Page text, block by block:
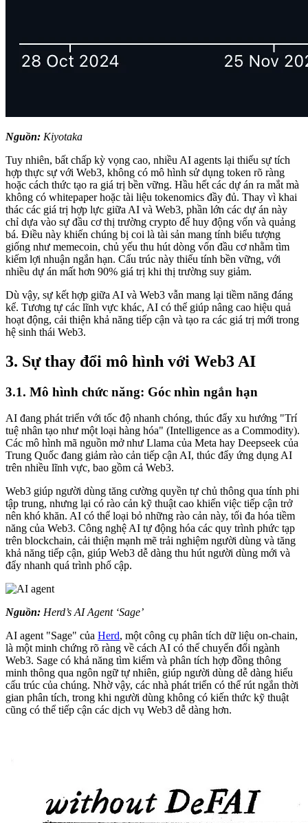
Nguồn: Kiyotaka
Tuy nhiên, bất chấp kỳ vọng cao, nhiều AI agents lại thiếu sự tích
hợp thực sự với Web3, không có mô hình sử dụng token rõ ràng
hoặc cách thức tạo ra giá trị bền vững. Hầu hết các dự án ra mắt mà
không có whitepaper hoặc tài liệu tokenomics đầy đủ. Thay vì khai
thác các giá trị hợp lực giữa AI và Web3, phần lớn các dự án này
chỉ dựa vào sự đầu cơ thị trường crypto để huy động vốn và quảng
bá. Điều này khiến chúng bị coi là tài sản mang tính biểu tượng
giống như memecoin, chủ yếu thu hút dòng vốn đầu cơ nhằm tìm
kiếm lợi nhuận ngắn hạn. Cấu trúc này thiếu tính bền vững, với
nhiều dự án mất hơn 90% giá trị khi thị trường suy giảm.
Dù vậy, sự kết hợp giữa AI và Web3 vẫn mang lại tiềm năng đáng
kể. Tương tự các lĩnh vực khác, AI có thể giúp nâng cao hiệu quả
hoạt động, cải thiện khả năng tiếp cận và tạo ra các giá trị mới trong
hệ sinh thái Web3.
3. Sự thay đổi mô hình với Web3 AI
3.1. Mô hình chức năng: Góc nhìn ngắn hạn
AI đang phát triển với tốc độ nhanh chóng, thúc đẩy xu hướng "Trí
tuệ nhân tạo như một loại hàng hóa" (Intelligence as a Commodity).
Các mô hình mã nguồn mở như Llama của Meta hay Deepseek của
Trung Quốc đang giảm rào cản tiếp cận AI, thúc đẩy ứng dụng AI
trên nhiều lĩnh vực, bao gồm cả Web3.
Web3 giúp người dùng tăng cường quyền tự chủ thông qua tính phi
tập trung, nhưng lại có rào cản kỹ thuật cao khiến việc tiếp cận trở
nên khó khăn. AI có thể loại bỏ những rào cản này, tối đa hóa tiềm
năng của Web3. Công nghệ AI tự động hóa các quy trình phức tạp
trên blockchain, cải thiện mạnh mẽ trải nghiệm người dùng và tăng
khả năng tiếp cận, giúp Web3 dễ dàng thu hút người dùng mới và
đẩy nhanh quá trình phổ cập.
Nguồn: Herd’s AI Agent ‘Sage’
AI agent "Sage" của Herd, một công cụ phân tích dữ liệu on-chain,
là một minh chứng rõ ràng về cách AI có thể chuyển đổi ngành
Web3. Sage có khả năng tìm kiếm và phân tích hợp đồng thông
minh thông qua ngôn ngữ tự nhiên, giúp người dùng dễ dàng hiểu
cấu trúc của chúng. Nhờ vậy, các nhà phát triển có thể rút ngắn thời
gian phân tích, trong khi người dùng không có kiến thức kỹ thuật
cũng có thể tiếp cận các dịch vụ Web3 dễ dàng hơn.